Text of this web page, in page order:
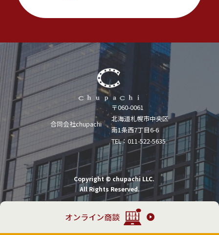
合同会社chupachi
〒060-0061
北海道札幌市中央区
南1条西7丁目6-6
TEL：011-522-5635
Copyright © chupachi LLC.
All Rights Reserved.